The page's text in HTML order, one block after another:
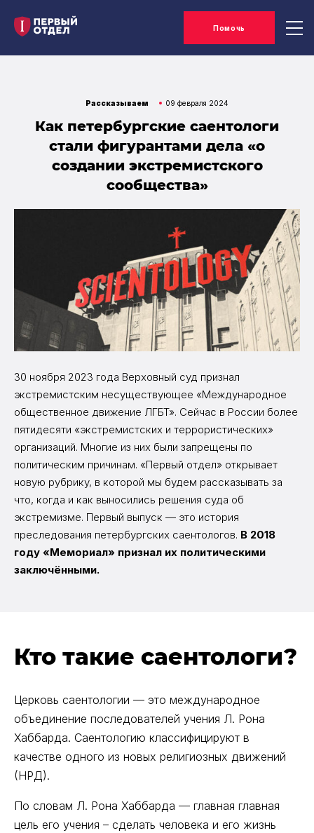
Помочь
Рассказываем 09 февраля 2024
Как петербургские саентологи
стали фигурантами дела «о
создании экстремистского
сообщества»
30 ноября 2023 года Верховный суд признал
экстремистским несуществующее «Международное
общественное движение ЛГБТ». Сейчас в России более
пятидесяти «экстремистских и террористических‎»
организаций. Многие из них были запрещены по
политическим причинам. «Первый отдел» открывает
новую рубрику, в которой мы будем рассказывать за
что, когда и как выносились решения суда об
экстремизме. Первый выпуск — это история
преследования петербургских саентологов. В 2018
году «Мемориал» признал их политическими
заключёнными.
Кто такие саентологи?
Церковь саентологии — это международное
объединение последователей учения Л. Рона
Хаббарда. Саентологию классифицируют в
качестве одного из новых религиозных движений
(НРД).
По словам Л. Рона Хаббарда — главная главная
цель его учения – сделать человека и его жизнь